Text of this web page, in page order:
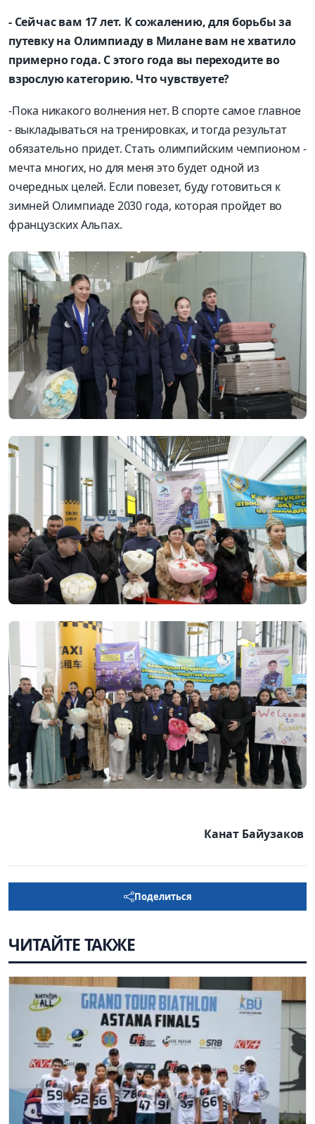
- Сейчас вам 17 лет. К сожалению, для борьбы за
путевку на Олимпиаду в Милане вам не хватило
примерно года. С этого года вы переходите во
взрослую категорию. Что чувствуете?
-Пока никакого волнения нет. В спорте самое главное
- выкладываться на тренировках, и тогда результат
обязательно придет. Стать олимпийским чемпионом -
мечта многих, но для меня это будет одной из
очередных целей. Если повезет, буду готовиться к
зимней Олимпиаде 2030 года, которая пройдет во
французских Альпах.
Канат Байузаков
Поделиться
ЧИТАЙТЕ ТАКЖЕ